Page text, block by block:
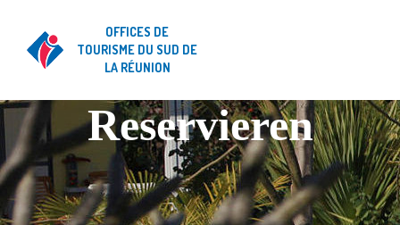
OFFICES DE
TOURISME DU SUD DE
LA RÉUNION
Reservieren